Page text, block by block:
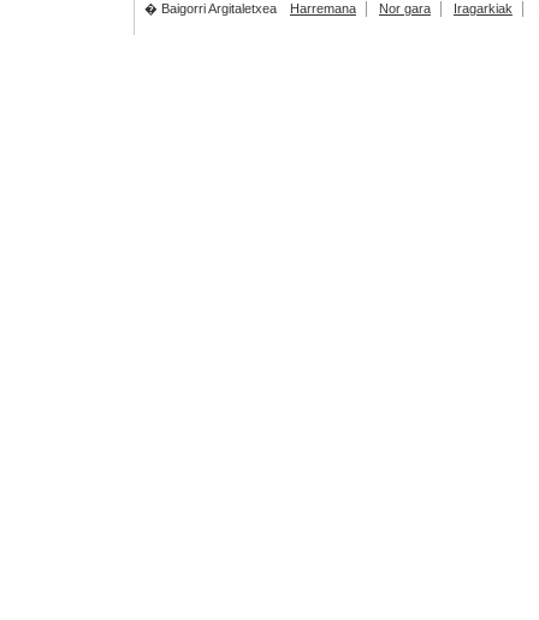
� Baigorri Argitaletxea
Harremana Nor gara Iragarkiak